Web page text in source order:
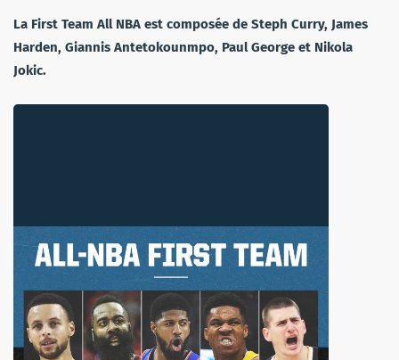
La First Team All NBA est composée de Steph Curry, James
Harden, Giannis Antetokounmpo, Paul George et Nikola
Jokic.